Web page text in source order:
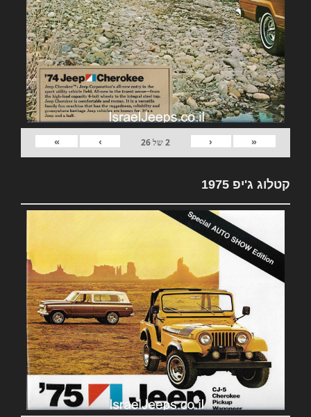
«
‹
2של26
›
»
קטלוג ג'יפ 1975